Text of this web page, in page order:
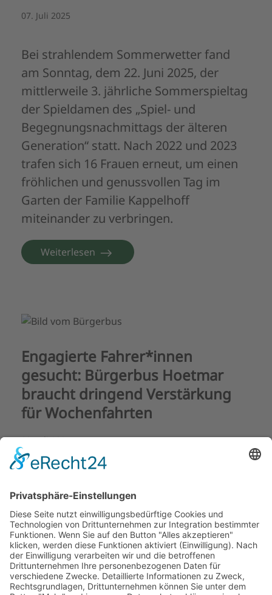
07. Juli 2025
Bei strahlendem Sommerwetter fand
am Sonntag, dem 22. Juni 2025, der
mittlerweile 3. jährliche Sommerspieltag
der Spieldamen des „Spiel- und
Begegnungsnachmittags der älteren
Generation“ statt. Nach 2022 und 2023
trafen sich 16 Frauen erneut, um einen
fröhlichen und genussvollen Tag im
Garten der Familie Kappelhoff
miteinander zu verbringen.
Weiterlesen
Engagierte Fahrer*innen
gesucht: Bürgerbus Hoetmar
braucht dringend Verstärkung
für Wochenfahrten
03. Juli 2025
Hoetmar und Umgebung ein unverzichtbares
Arzt, ermöglicht die Weiterfahrt nach Münster, die
Rückfahrt von Schülerinnen und Schüler aus der
Nachmittagsbetreuung in den Nachbarorten oder
Fahrten zur Versorgung – kurzum, er sichert Mobilität
und Teilhabe.